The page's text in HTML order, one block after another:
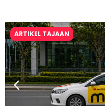
ARTIKEL TAJAAN